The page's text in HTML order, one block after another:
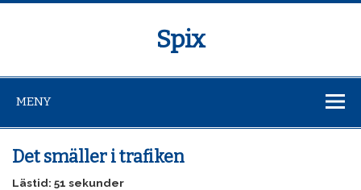
Spix
MENY
Det smäller i trafiken
Lästid: 51 sekunder